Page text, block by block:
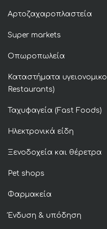
Αρτοζαχαροπλαστεία
Super markets
Οπωροπωλεία
Καταστήματα
Restaurants)
Ταχυφαγεία (Fast Foods)
Ηλεκτρονικά είδη
Ξενοδοχεία και θέρετρα
Pet shops
Φαρμακεία
Ένδυση & υπόδηση